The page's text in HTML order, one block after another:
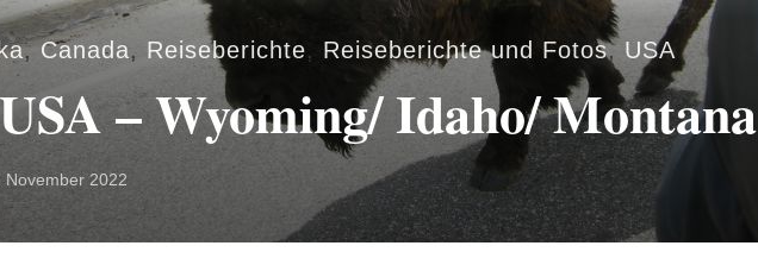
, Canada, Reiseberichte, Reiseberichte und Fotos, USA
– Wyoming/ Idaho/ Montana
November 2022